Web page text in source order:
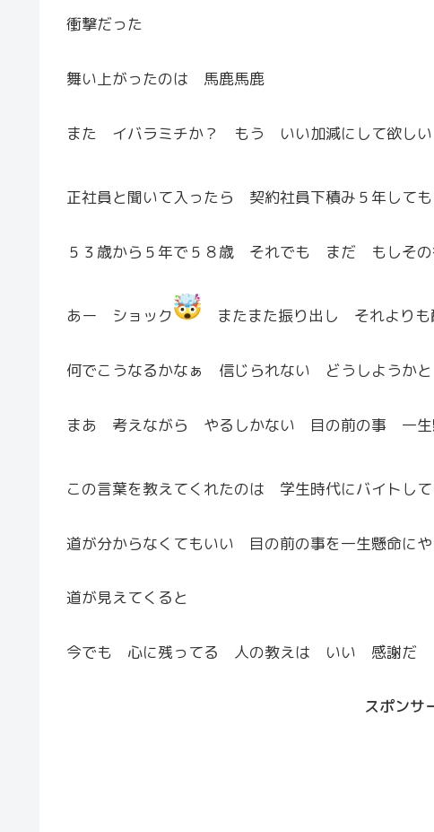
衝撃だった
舞い上がったのは 馬鹿馬鹿
また イバラミチか？ もう いい加減にして欲しい
正社員と聞いて入ったら 契約社員下積み５年しても
５３歳から５年で５８歳 それでも まだ もしそ
あー ショック またまた振り出し それより
何でこうなるかなぁ 信じられない どうしようかと
まあ 考えながら やるしかない 目の前の事 一生
この言葉を教えてくれたのは 学生時代にバイトし
道が分からなくてもいい 目の前の事を一生懸命にや
道が見えてくると
今でも 心に残ってる 人の教えは いい 感謝だ
スポンサ